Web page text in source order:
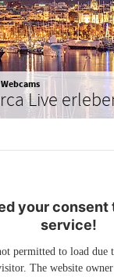
Live
your consent
service!
permitted to load due
The website